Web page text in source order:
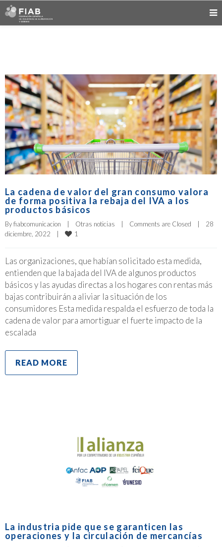
La cadena de valor del gran consumo valora
de forma positiva la rebaja del IVA a los
productos básicos
By fiabcomunicacion | Otras noticias | Comments are Closed |
28
diciembre, 2022
| 1
Las organizaciones, que habían solicitado esta medida,
entienden que la bajada del IVA de algunos productos
básicos y las ayudas directas a los hogares con rentas más
bajas contribuirán a aliviar la situación de los
consumidores Esta medida respalda el esfuerzo de toda la
cadena de valor para amortiguar el fuerte impacto de la
escalada
READ MORE
La industria pide que se garanticen las
operaciones y la circulación de mercancías